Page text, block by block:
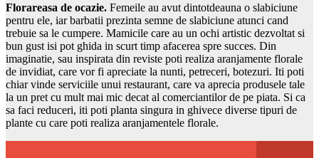
Florareasa de ocazie. Femeile au avut dintotdeauna o slabiciune
pentru ele, iar barbatii prezinta semne de slabiciune atunci cand
trebuie sa le cumpere. Mamicile care au un ochi artistic dezvoltat si
bun gust isi pot ghida in scurt timp afacerea spre succes. Din
imaginatie, sau inspirata din reviste poti realiza aranjamente florale
de invidiat, care vor fi apreciate la nunti, petreceri, botezuri. Iti poti
chiar vinde serviciile unui restaurant, care va aprecia produsele tale
la un pret cu mult mai mic decat al comerciantilor de pe piata. Si ca
sa faci reduceri, iti poti planta singura in ghivece diverse tipuri de
plante cu care poti realiza aranjamentele florale.